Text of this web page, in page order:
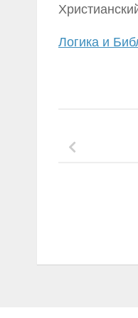
Логика и